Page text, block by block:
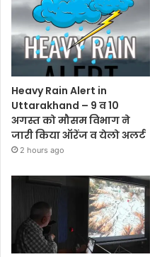
Heavy Rain Alert in
Uttarakhand – 9 व 10
अगस्त को मौसम विभाग ने
जारी किया ऑरेंज व येलो अलर्ट
2 hours ago